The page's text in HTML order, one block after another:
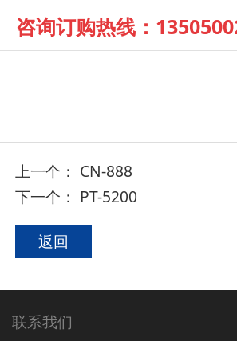
咨询订购热线：
上一个： CN-888
下一个： PT-5200
返回
联系我们